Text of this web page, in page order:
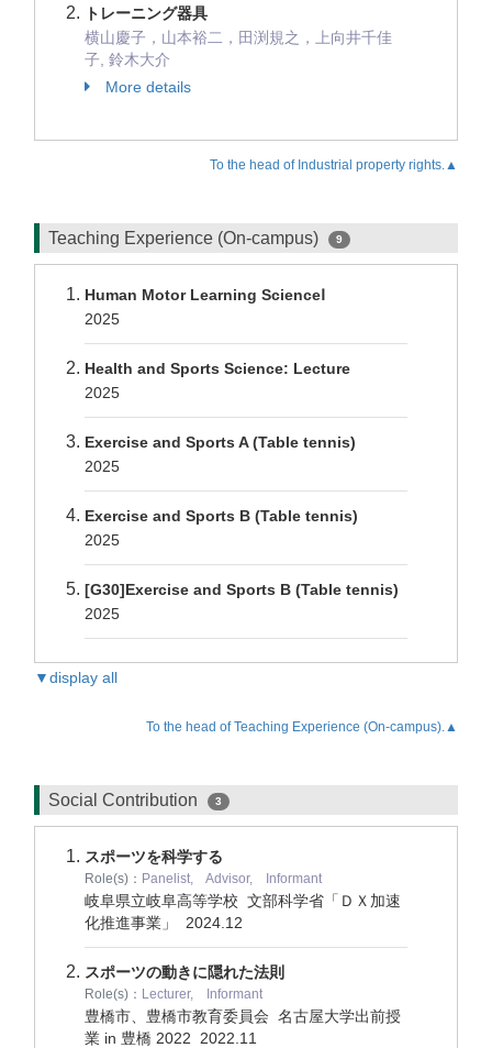
トレーニング器具
横山慶子，山本裕二，田渕規之，上向井千佳
子, 鈴木大介
More details
To the head of Industrial property rights.▲
Teaching Experience (On-campus) 9
Human Motor Learning ScienceⅠ
2025
Health and Sports Science: Lecture
2025
Exercise and Sports A (Table tennis)
2025
Exercise and Sports B (Table tennis)
2025
[G30]Exercise and Sports B (Table tennis)
2025
▼display all
To the head of Teaching Experience (On-campus).▲
Social Contribution 3
スポーツを科学する
Role(s)： Panelist, Advisor, Informant
岐阜県立岐阜高等学校 文部科学省「ＤＸ加速
化推進事業」 2024.12
スポーツの動きに隠れた法則
Role(s)： Lecturer, Informant
豊橋市、豊橋市教育委員会 名古屋大学出前授
業 in 豊橋 2022 2022.11